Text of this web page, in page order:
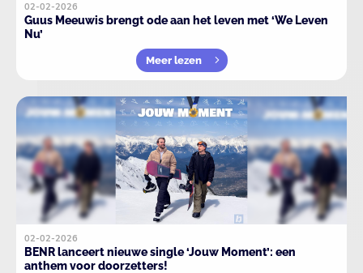
02-02-2026
Guus Meeuwis brengt ode aan het leven met ‘We Leven
Nu’
Meer lezen
02-02-2026
BENR lanceert nieuwe single ‘Jouw Moment’: een
anthem voor doorzetters!